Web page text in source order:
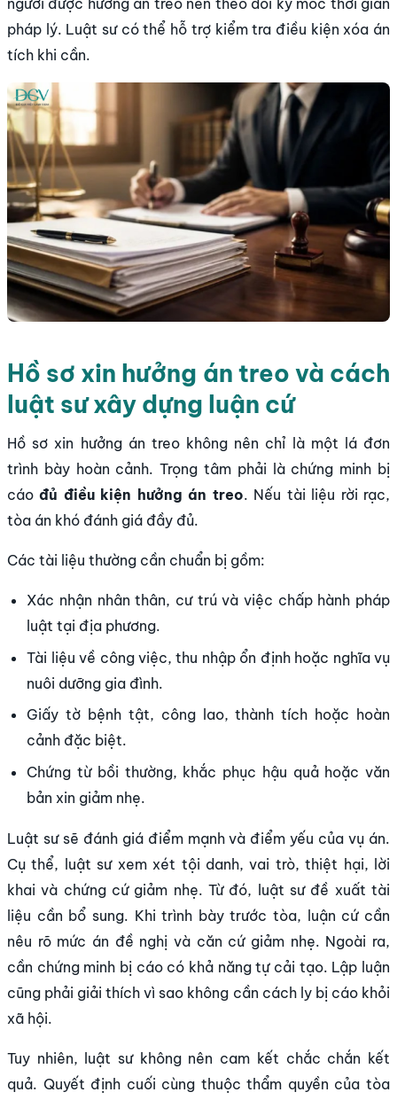
pháp lý. Luật sư có thể hỗ trợ kiểm tra điều kiện xóa án
tích khi cần.
Hồ sơ xin hưởng án treo và cách
luật sư xây dựng luận cứ
Hồ sơ xin hưởng án treo không nên chỉ là một lá đơn
trình bày hoàn cảnh. Trọng tâm phải là chứng minh bị
cáođủ điều kiện hưởng án treo. Nếu tài liệu rời rạc,
tòa án khó đánh giá đầy đủ.
Các tài liệu thường cần chuẩn bị gồm:
Xác nhận nhân thân, cư trú và việc chấp hành pháp
luật tại địa phương.
Tài liệu về công việc, thu nhập ổn định hoặc nghĩa vụ
nuôi dưỡng gia đình.
Giấy tờ bệnh tật, công lao, thành tích hoặc hoàn
cảnh đặc biệt.
Chứng từ bồi thường, khắc phục hậu quả hoặc văn
bản xin giảm nhẹ.
Luật sư sẽ đánh giá điểm mạnh và điểm yếu của vụ án.
Cụ thể, luật sư xem xét tội danh, vai trò, thiệt hại, lời
khai và chứng cứ giảm nhẹ. Từ đó, luật sư đề xuất tài
liệu cần bổ sung. Khi trình bày trước tòa, luận cứ cần
nêu rõ mức án đề nghị và căn cứ giảm nhẹ. Ngoài ra,
cần chứng minh bị cáo có khả năng tự cải tạo. Lập luận
cũng phải giải thích vì sao không cần cách ly bị cáo khỏi
xã hội.
Tuy nhiên, luật sư không nên cam kết chắc chắn kết
quả. Quyết định cuối cùng thuộc thẩm quyền của tòa